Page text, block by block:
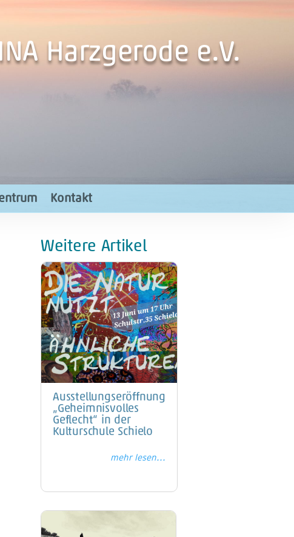
Harzgerode e.V.
Kontakt
Weitere Artikel
Ausstellungseröffnung
„Geheimnisvolles
Geflecht“ in der
Kulturschule Schielo
mehr lesen...